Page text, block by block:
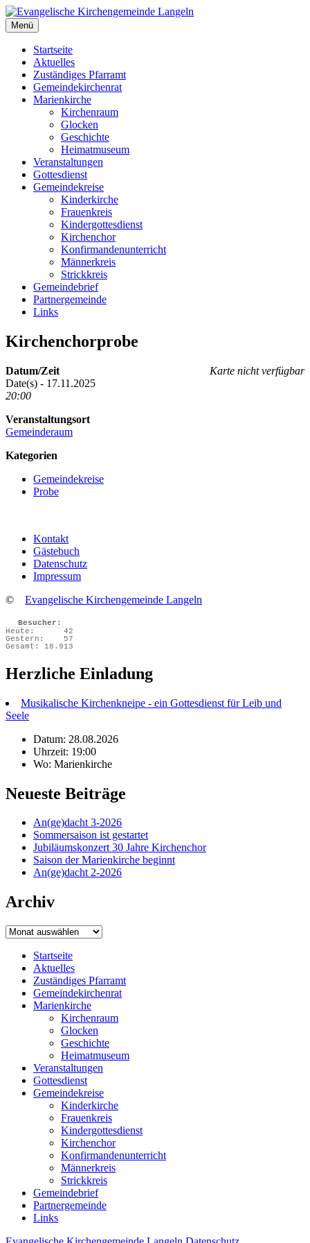
Zum
Inhalt
springen
Evangelische Kirchengemeinde Langeln
Evangelische Kirchengemeinde Langeln
Menü
Startseite
Aktuelles
Zuständiges Pfarramt
Gemeindekirchenrat
Marienkirche
Kirchenraum
Glocken
Geschichte
Heimatmuseum
Veranstaltungen
Gottesdienst
Gemeindekreise
Kinderkirche
Frauenkreis
Kindergottesdienst
Kirchenchor
Konfirmandenunterricht
Männerkreis
Strickkreis
Gemeindebrief
Partnergemeinde
Links
Kirchenchorprobe
Karte nicht verfügbar
Datum/Zeit
Date(s) - 17.11.2025
20:00
Veranstaltungsort
Gemeinderaum
Kategorien
Gemeindekreise
Probe
Kontakt
Gästebuch
Datenschutz
Impressum
© Evangelische Kirchengemeinde Langeln
Besucher:
Heute:
42
Gestern:
57
Gesamt:
18.913
Herzliche Einladung
Musikalische Kirchenkneipe - ein Gottesdienst für Leib und
Seele
Datum: 28.08.2026
Uhrzeit: 19:00
Wo: Marienkirche
Neueste Beiträge
An(ge)dacht 3-2026
Sommersaison ist gestartet
Jubiläumskonzert 30 Jahre Kirchenchor
Saison der Marienkirche beginnt
An(ge)dacht 2-2026
Archiv
Archiv
Startseite
Aktuelles
Zuständiges Pfarramt
Gemeindekirchenrat
Marienkirche
Kirchenraum
Glocken
Geschichte
Heimatmuseum
Veranstaltungen
Gottesdienst
Gemeindekreise
Kinderkirche
Frauenkreis
Kindergottesdienst
Kirchenchor
Konfirmandenunterricht
Männerkreis
Strickkreis
Gemeindebrief
Partnergemeinde
Links